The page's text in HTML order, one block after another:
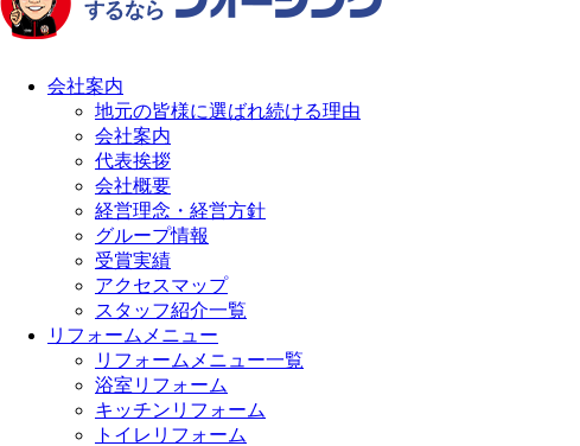
会社案内
地元の皆様に選ばれ続ける理由
会社案内
代表挨拶
会社概要
経営理念・経営方針
グループ情報
受賞実績
アクセスマップ
スタッフ紹介一覧
リフォームメニュー
リフォームメニュー一覧
浴室リフォーム
キッチンリフォーム
トイレリフォーム